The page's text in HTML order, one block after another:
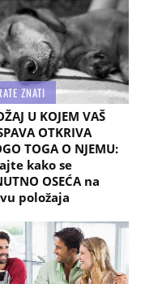
ZNATI
U KOJEM VAŠ
OTKRIVA
TOGA O NJEMU:
kako se
OSEĆA na
položaja